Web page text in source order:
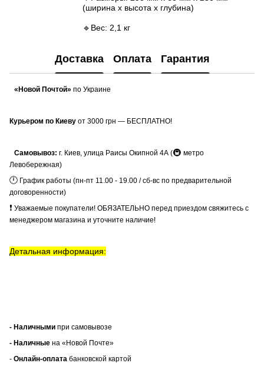
(ширина x высота x глубина)
🔹Вес: 2,1 кг
Доставка Оплата Гарантия
«Новой Почтой» по Украине
Курьером по Киеву от 3000 грн — БЕСПЛАТНО!
Самовывоз: г. Киев, улица Раисы Окипной 4А (🚇 метро
Левобережная)
🕛 График работы (пн-пт 11.00 - 19.00 / сб-вс по предварительной
договоренности)
❗ Уважаемые покупатели! ОБЯЗАТЕЛЬНО перед приездом свяжитесь с
менеджером магазина и уточните наличие!
Детальная информация:
- Наличными при самовывозе
- Наличные на «Новой Почте»
- Онлайн-оплата банковской картой